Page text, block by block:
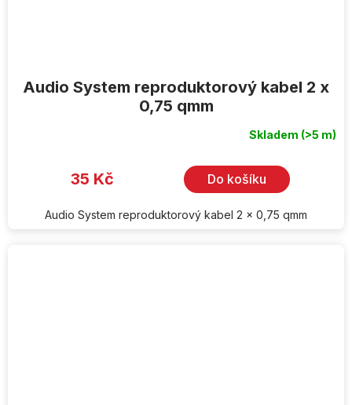
Audio System reproduktorový kabel 2 x
0,75 qmm
Skladem (>5 m)
35 Kč Do košíku
Audio System reproduktorový kabel 2 x 0,75 qmm